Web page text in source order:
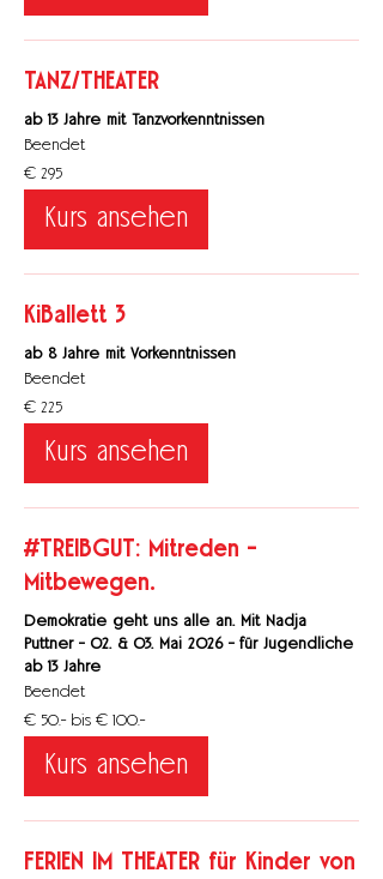
TANZ/THEATER
ab 13 Jahre mit Tanzvorkenntnissen
Beendet
295
Euro
€ 295
Kurs ansehen
KiBallett 3
ab 8 Jahre mit Vorkenntnissen
Beendet
225
Euro
€ 225
Kurs ansehen
#TREIBGUT: Mitreden -
Mitbewegen.
Demokratie geht uns alle an. Mit Nadja
Puttner - 02. & 03. Mai 2026 - für Jugendliche
ab 13 Jahre
Beendet
€
50.-
bis
100.-
€ 50.- bis € 100.-
Kurs ansehen
FERIEN IM THEATER für Kinder von